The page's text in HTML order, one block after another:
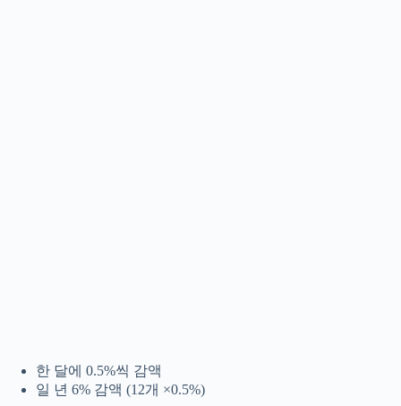
한 달에 0.5%씩 감액
일 년 6% 감액 (12개 ×0.5%)